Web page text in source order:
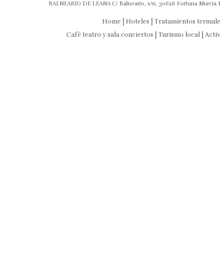
BALNEARIO DE LEANA C/ Balneario, s/n, 30626 Fortuna
Home Hoteles
Tratamientos
Café teatro y sala conciertos
Turismo local|